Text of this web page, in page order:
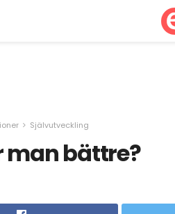
Självutveckling
man bättre?